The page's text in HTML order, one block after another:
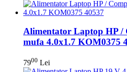
Alimentator Laptop HP /
mufa 4.0x1.7 KOM0375
7900 Lei